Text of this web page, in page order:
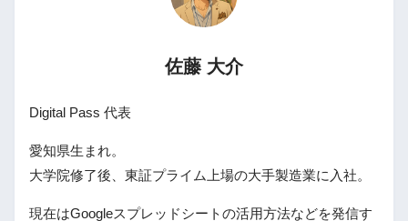
佐藤 大介
Digital Pass 代表
愛知県生まれ。
大学院修了後、東証プライム上場の大手製造業に入社。
現在はGoogleスプレッドシートの活用方法などを発信す